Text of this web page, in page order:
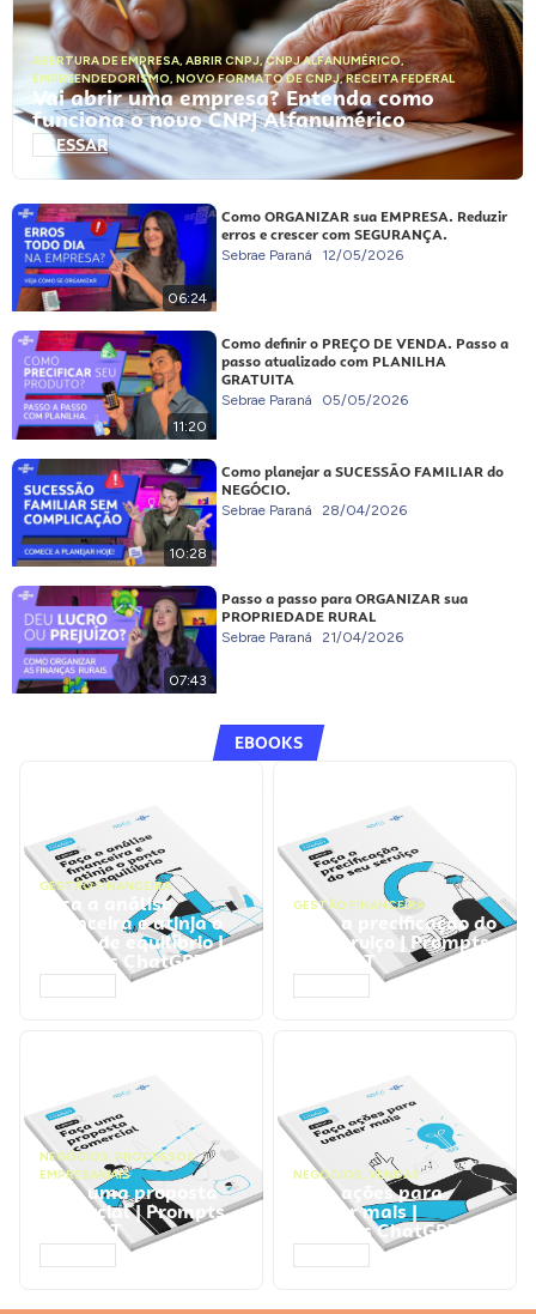
ABERTURA DE EMPRESA, ABRIR CNPJ,CNPJ ALFANUMÉRICO,
EMPREENDEDORISMO, NOVO FORMATO DE CNPJ,RECEITA FEDERAL
Vai abrir uma empresa? Entenda como
funciona o novo CNPJ Alfanumérico
ACESSAR
06:24
Como ORGANIZAR sua EMPRESA. Reduzir
erros e crescer com SEGURANÇA.
Sebrae Paraná 12/05/2026
11:20
Como definir o PREÇO DE VENDA. Passo a
passo atualizado com PLANILHA
GRATUITA
Sebrae Paraná 05/05/2026
10:28
Como planejar a SUCESSÃO FAMILIAR do
NEGÓCIO.
Sebrae Paraná 28/04/2026
07:43
Passo a passo para ORGANIZAR sua
PROPRIEDADE RURAL
Sebrae Paraná 21/04/2026
EBOOKS
GESTÃO FINANCEIRA
Faça a análise
financeira e atinja o
ponto de equilíbrio |
Prompts ChatGPT
GESTÃO FINANCEIRA
Faça a precificação do
seu serviço | Prompts
ChatGPT
NEGÓCIOS, PROCESSOS
EMPRESARIAIS
Faça uma proposta
comercial | Prompts
ChatGPT
NEGÓCIOS, VENDAS
Faça ações para
vender mais |
Prompts ChatGPT